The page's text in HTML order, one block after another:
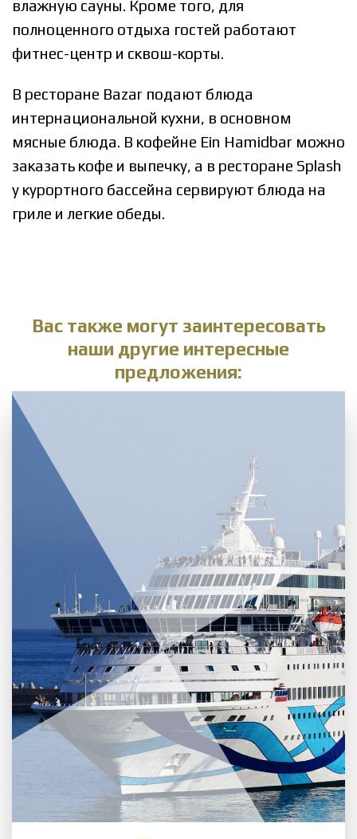
влажную сауны. Кроме того, для
полноценного отдыха гостей работают
фитнес-центр и сквош-корты.
В ресторане Bazar подают блюда
интернациональной кухни, в основном
мясные блюда. В кофейне Ein Hamidbar можно
заказать кофе и выпечку, а в ресторане Splash
у курортного бассейна сервируют блюда на
гриле и легкие обеды.
Вас также могут заинтересовать
наши другие интересные
предложения: